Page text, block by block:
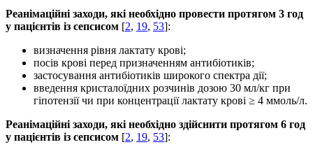
Реанімаційні заходи, які необхідно провести протягом 3 год
у пацієнтів із сепсисом [2, 19, 53]:
визначення рівня лактату крові;
посів крові перед призначенням антибіотиків;
застосування антибіотиків широкого спектра дії;
введення кристалоїдних розчинів дозою 30 мл/кг при
гіпотензії чи при концентрації лактату крові ≥ 4 ммоль/л.
Реанімаційні заходи, які необхідно здійснити протягом 6 год
у пацієнтів із сепсисом [2, 19, 53]: